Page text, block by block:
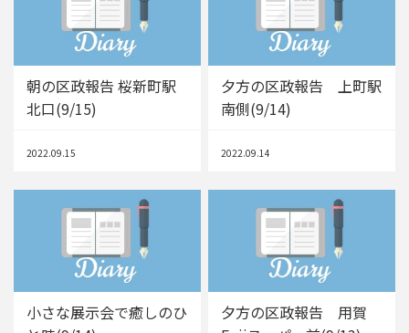
朝の区政報告 桜新町駅
北口(9/15)
2022.09.15
夕方の区政報告 上町駅
南側(9/14)
2022.09.14
小さな展示会で癒しのひ
夕方の区政報告 用賀